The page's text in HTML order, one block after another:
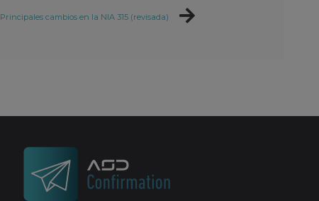
Principales cambios en la NIA 315 (revisada)